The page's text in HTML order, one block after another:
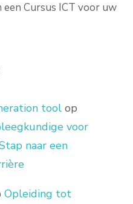
Cursus ICT voor uw
tool op
voor
naar een
Opleiding tot